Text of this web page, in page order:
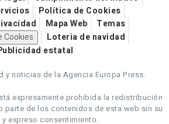
Política de Cookies
Mapa Web
Temas
Cookies
Loteria de navidad
estatal
y noticias de la Agencia Europa Press.
expresamente prohibida la redistribución
parte de los contenidos de esta web sin su
y expreso consentimiento.